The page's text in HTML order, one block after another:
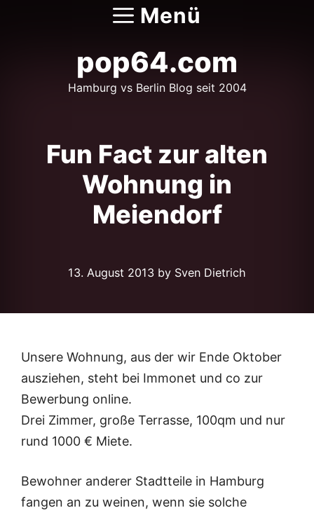
Menü
pop64.com
Hamburg vs Berlin Blog seit 2004
Fun Fact zur alten
Wohnung in
Meiendorf
13. August 2013 by Sven Dietrich
Unsere Wohnung, aus der wir Ende Oktober
ausziehen, steht bei Immonet und co zur
Bewerbung online.
Drei Zimmer, große Terrasse, 100qm und nur
rund 1000 € Miete.
Bewohner anderer Stadtteile in Hamburg
fangen an zu weinen, wenn sie solche